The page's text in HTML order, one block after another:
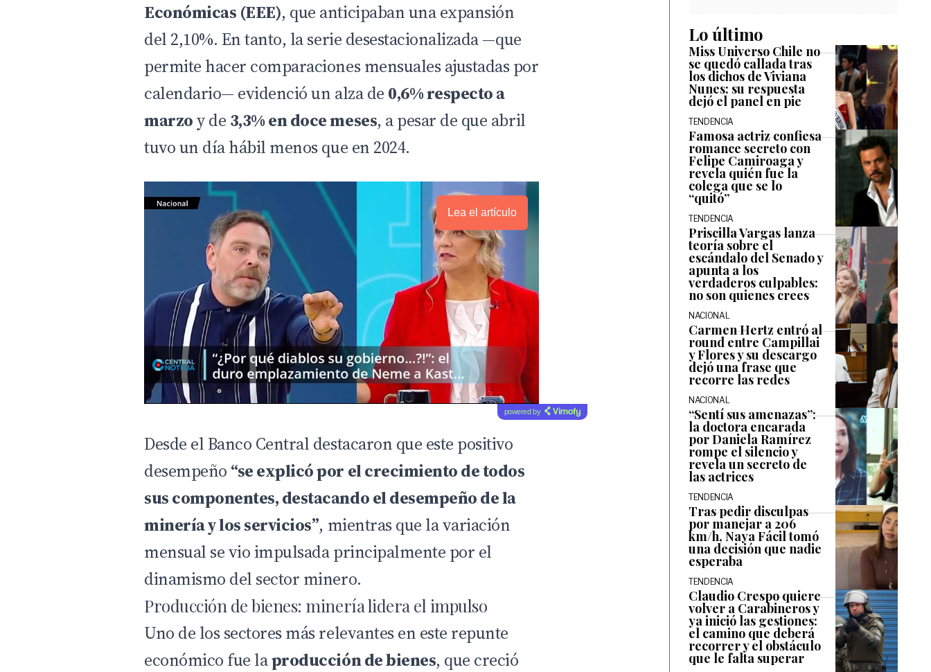
Económicas (EEE), que anticipaban una expansión
del 2,10%. En tanto, la serie desestacionalizada —que
permite hacer comparaciones mensuales ajustadas por
calendario— evidenció un alza de 0,6% respecto a
marzoy de 3,3% en doce meses, a pesar de que abril
tuvo un día hábil menos que en 2024.
Lea el artículo
powered by
Desde el Banco Central destacaron que este positivo
desempeño “se explicó por el crecimiento de todos
sus componentes, destacando el desempeño de la
minería y los servicios”, mientras que la variación
mensual se vio impulsada principalmente por el
dinamismo del sector minero.
Producción de bienes: minería lidera el impulso
Uno de los sectores más relevantes en este repunte
económico fue laproducción de bienes, que creció
Lo último
Miss Universo Chile no
se quedó callada tras
los dichos de Viviana
Nunes: su respuesta
dejó el panel en pie
TENDENCIA
Famosa actriz confiesa
romance secreto con
Felipe Camiroaga y
revela quién fue la
colega que se lo
“quitó”
TENDENCIA
Priscilla Vargas lanza
teoría sobre el
escándalo del Senado y
apunta a los
verdaderos culpables:
no son quienes crees
NACIONAL
Carmen Hertz entró al
round entre Campillai
y Flores y su descargo
dejó una frase que
recorre las redes
NACIONAL
“Sentí sus amenazas”:
la doctora encarada
por Daniela Ramírez
rompe el silencio y
revela un secreto de
las actrices
TENDENCIA
Tras pedir disculpas
por manejar a 206
km/h, Naya Fácil tomó
una decisión que nadie
esperaba
TENDENCIA
Claudio Crespo quiere
volver a Carabineros y
ya inició las gestiones:
el camino que deberá
recorrer y el obstáculo
que le falta superar